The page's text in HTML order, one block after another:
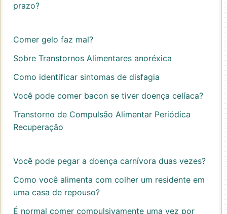
prazo?
Comer gelo faz mal?
Sobre Transtornos Alimentares anoréxica
Como identificar sintomas de disfagia
Você pode comer bacon se tiver doença celíaca?
Transtorno de Compulsão Alimentar Periódica
Recuperação
Você pode pegar a doença carnívora duas vezes?
Como você alimenta com colher um residente em
uma casa de repouso?
É normal comer compulsivamente uma vez por